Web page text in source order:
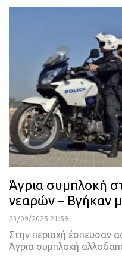
Άγρια συμπλοκή
νεαρών – Βγήκαν
23/09/2025 21:59
Στην περιοχή έσπευσαν
Άγρια συμπλοκή